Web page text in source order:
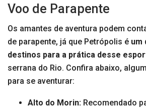
Voo de Parapente
Os amantes de aventura podem
de parapente, já que Petrópolis é um
destinos para a prática desse
serrana do Rio. Confira abaixo,
para se aventurar:
Alto do Morin: Recomendado